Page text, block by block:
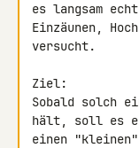
es langsam
Einzäunen,
versucht.
Ziel:
Sobald solch
hält, soll es
einen "kleinen"